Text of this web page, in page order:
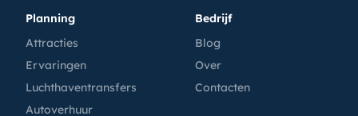
Planning
Attracties
Ervaringen
Luchthaventransfers
Autoverhuur
Bedrijf
Blog
Over
Contacten